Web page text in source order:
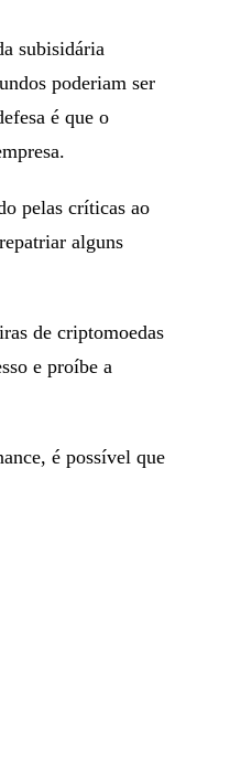
subisidária
poderiam ser
é que o
pelas críticas ao
alguns
de criptomoedas
e proíbe a
é possível que